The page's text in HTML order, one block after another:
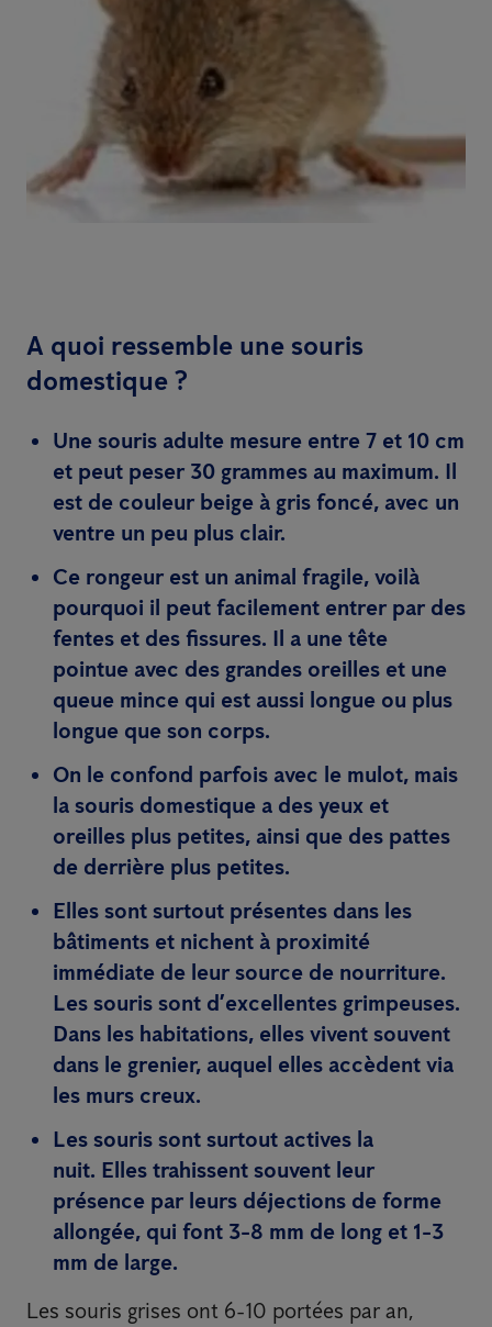
A quoi ressemble une souris
domestique ?
Une souris adulte mesure entre 7 et 10 cm
et peut peser 30 grammes au maximum. Il
est de couleur beige à gris foncé, avec un
ventre un peu plus clair.
Ce rongeur est un animal fragile, voilà
pourquoi il peut facilement entrer par des
fentes et des fissures. Il a une tête
pointue avec des grandes oreilles et une
queue mince qui est aussi longue ou plus
longue que son corps.
On le confond parfois avec le mulot, mais
la souris domestique a des yeux et
oreilles plus petites, ainsi que des pattes
de derrière plus petites.
Elles sont surtout présentes dans les
bâtiments et nichent à proximité
immédiate de leur source de nourriture.
Les souris sont d’excellentes grimpeuses.
Dans les habitations, elles vivent souvent
dans le grenier, auquel elles accèdent via
les murs creux.
Les souris sont surtout actives la
nuit. Elles trahissent souvent leur
présence par leurs déjections de forme
allongée, qui font 3-8 mm de long et 1-3
mm de large.
Les souris grises ont 6-10 portées par an,